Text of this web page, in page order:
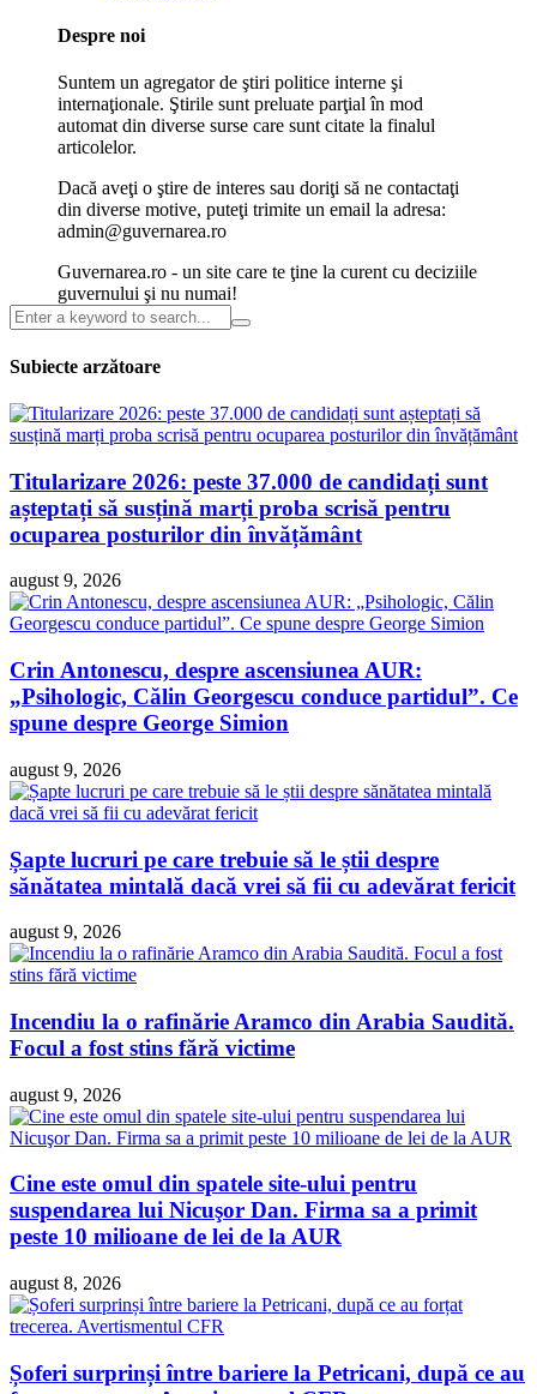
Despre noi
Suntem un agregator de ştiri politice interne şi
internaţionale. Ştirile sunt preluate parţial în mod
automat din diverse surse care sunt citate la finalul
articolelor.
Dacă aveţi o ştire de interes sau doriţi să ne contactaţi
din diverse motive, puteţi trimite un email la adresa:
admin@guvernarea.ro
Guvernarea.ro - un site care te ţine la curent cu deciziile
guvernului şi nu numai!
Subiecte arzătoare
Titularizare 2026: peste 37.000 de candidați sunt
așteptați să susțină marți proba scrisă pentru
ocuparea posturilor din învățământ
august 9, 2026
Crin Antonescu, despre ascensiunea AUR:
„Psihologic, Călin Georgescu conduce partidul”. Ce
spune despre George Simion
august 9, 2026
Șapte lucruri pe care trebuie să le știi despre
sănătatea mintală dacă vrei să fii cu adevărat fericit
august 9, 2026
Incendiu la o rafinărie Aramco din Arabia Saudită.
Focul a fost stins fără victime
august 9, 2026
Cine este omul din spatele site-ului pentru
suspendarea lui Nicuşor Dan. Firma sa a primit
peste 10 milioane de lei de la AUR
august 8, 2026
Șoferi surprinși între bariere la Petricani, după ce au